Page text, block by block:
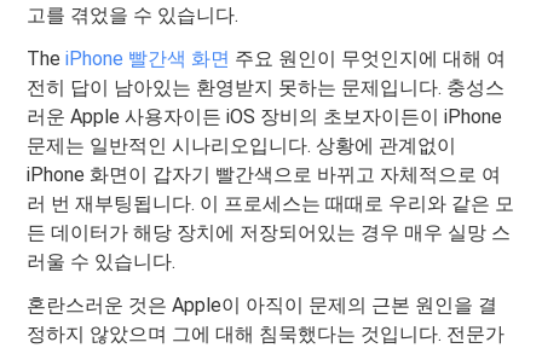
고를 겪었을 수 있습니다.
TheiPhone 빨간색 화면 주요 원인이 무엇인지에 대해 여
전히 답이 남아있는 환영받지 못하는 문제입니다. 충성스
러운 Apple 사용자이든 iOS 장비의 초보자이든이 iPhone
문제는 일반적인 시나리오입니다. 상황에 관계없이
iPhone 화면이 갑자기 빨간색으로 바뀌고 자체적으로 여
러 번 재부팅됩니다. 이 프로세스는 때때로 우리와 같은 모
든 데이터가 해당 장치에 저장되어있는 경우 매우 실망 스
러울 수 있습니다.
혼란스러운 것은 Apple이 아직이 문제의 근본 원인을 결
정하지 않았으며 그에 대해 침묵했다는 것입니다. 전문가